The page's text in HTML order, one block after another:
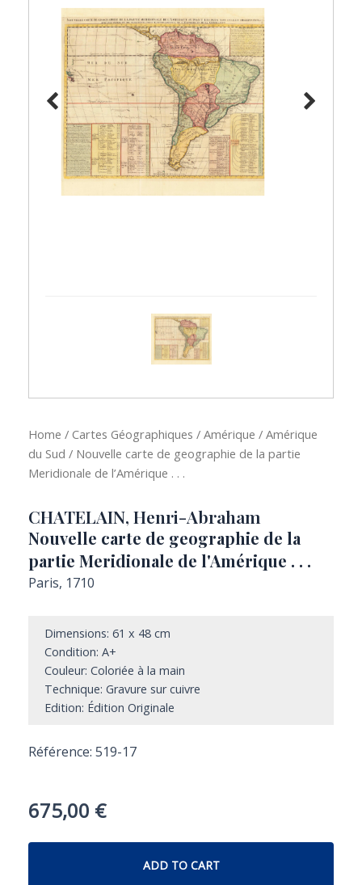
Home / Cartes Géographiques / Amérique / Amérique
du Sud / Nouvelle carte de geographie de la partie
Meridionale de l’Amérique . . .
CHATELAIN, Henri-Abraham
Nouvelle carte de geographie de la
partie Meridionale de l'Amérique . . .
Paris, 1710
Dimensions: 61 x 48 cm
Condition: A+
Couleur: Coloriée à la main
Technique: Gravure sur cuivre
Edition: Édition Originale
Référence: 519-17
675,00 €
ADD TO CART